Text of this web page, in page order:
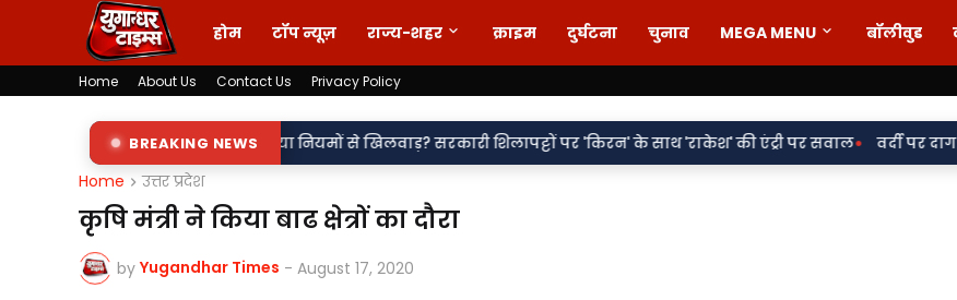
होम टॉप न्यूज़ राज्य-शहर क्राइम दुर्घटना चुनाव MEGA MENU बॉलीवुड
Home About Us Contact Us Privacy Policy
BREAKING NEWS
नाम में खेल या नियमों से खिलवाड़? सरकारी शिलापट्टों पर 'किरन' के साथ 'राकेश' की एंट्री पर सवाल• वर्दी पर दाग! लड़की-शराब
Home उत्तर प्रदेश
कृषि मंत्री ने किया बाढ क्षेत्रों का दौरा
by Yugandhar Times - August 17, 2020